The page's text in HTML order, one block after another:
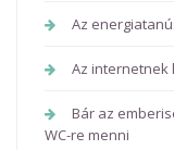
Az
Az internetnek
Bár az
WC-re menni